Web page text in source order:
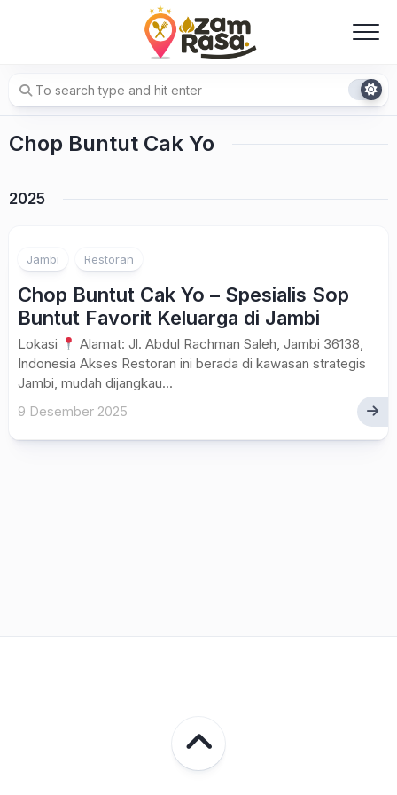
Chop Buntut Cak Yo
2025
Jambi Restoran
Chop Buntut Cak Yo – Spesialis Sop
Buntut Favorit Keluarga di Jambi
Lokasi
Alamat: Jl. Abdul Rachman Saleh, Jambi 36138,
Indonesia Akses Restoran ini berada di kawasan strategis
Jambi, mudah dijangkau...
9 Desember 2025